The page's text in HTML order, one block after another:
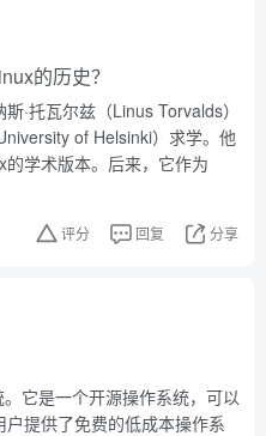
的历史？
·托瓦尔兹（Linus Torvalds）
of Helsinki）求学。他
学术版本。后来，它作为
评分 回复 分享
它是一个开源操作系统，可以
提供了免费的低成本操作系